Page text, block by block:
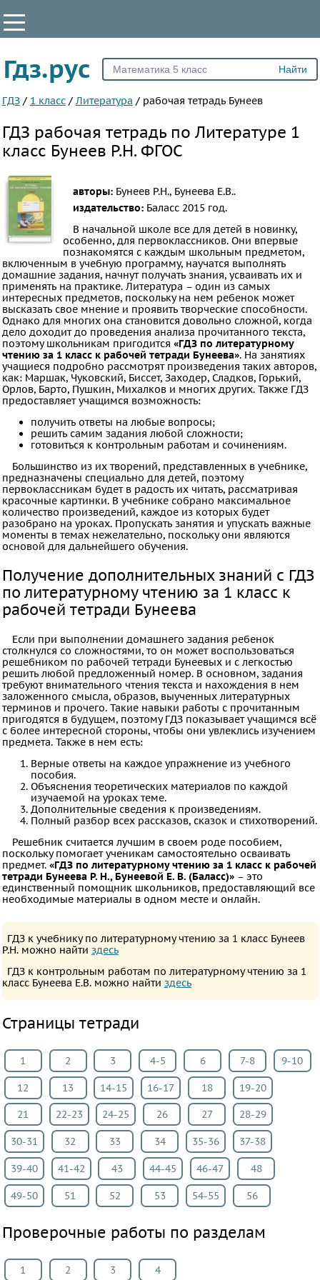
Все
1
3
5
7
8
9
10
11
ПРЕДМЕТЫ
Все
предметы
Математика
язык
Русский
язык
Информатика
Музыка
ИЗО
Литература
Окружающий
мир
Человек
мир
Технология
Мир
природы
и
Физкультура
ВИДЕОРЕШЕНИЯ
Гдз.рус
ГДЗ / 1 класс / Литература / рабочая тетрадь Бунеев
ГДЗ рабочая тетрадь по Литературе 1
класс Бунеев Р.Н. ФГОС
авторы: Бунеев Р.Н., Бунеева Е.В..
издательство: Баласс2015 год.
В начальной школе все для детей в новинку,
особенно, для первоклассников. Они впервые
познакомятся с каждым школьным предметом,
включенным в учебную программу, научатся выполнять
домашние задания, начнут получать знания, усваивать их и
применять на практике. Литература – один из самых
интересных предметов, поскольку на нем ребенок может
высказать свое мнение и проявить творческие способности.
Однако для многих она становится довольно сложной, когда
дело доходит до проведения анализа прочитанного текста,
поэтому школьникам пригодится «ГДЗ по литературному
чтению за 1 класс к рабочей тетради Бунеева». На занятиях
учащиеся подробно рассмотрят произведения таких авторов,
как: Маршак, Чуковский, Биссет, Заходер, Сладков, Горький,
Орлов, Барто, Пушкин, Михалков и многих других. Также ГДЗ
предоставляет учащимся возможность:
получить ответы на любые вопросы;
решить самим задания любой сложности;
готовиться к контрольным работам и сочинениям.
Большинство из их творений, представленных в учебнике,
предназначены специально для детей, поэтому
первоклассникам будет в радость их читать, рассматривая
красочные картинки. В учебнике собрано максимальное
количество произведений, каждое из которых будет
разобрано на уроках. Пропускать занятия и упускать важные
моменты в темах нежелательно, поскольку они являются
основой для дальнейшего обучения.
Получение дополнительных знаний с ГДЗ
по литературному чтению за 1 класс к
рабочей тетради Бунеева
Если при выполнении домашнего задания ребенок
столкнулся со сложностями, то он может воспользоваться
решебником по рабочей тетради Бунеевых и с легкостью
решить любой предложенный номер. В основном, задания
требуют внимательного чтения текста и нахождения в нем
заложенного смысла, образов, выученных литературных
терминов и прочего. Такие навыки работы с прочитанным
пригодятся в будущем, поэтому ГДЗ показывает учащимся всё
с более интересной стороны, чтобы они увлеклись изучением
предмета. Также в нем есть:
Верные ответы на каждое упражнение из учебного
пособия.
Объяснения теоретических материалов по каждой
изучаемой на уроках теме.
Дополнительные сведения к произведениям.
Полный разбор всех рассказов, сказок и стихотворений.
Решебник считается лучшим в своем роде пособием,
поскольку помогает ученикам самостоятельно осваивать
предмет. «ГДЗ по литературному чтению за 1 класс к рабочей
тетради Бунеева Р. Н., Бунеевой Е. В. (Баласс)»– это
единственный помощник школьников, предоставляющий все
необходимые материалы в одном месте и онлайн.
ГДЗ к учебнику по литературному чтению за 1 класс Бунеев
Р.Н. можно найти здесь
ГДЗ к контрольным работам по литературному чтению за 1
класс Бунеева Е.В. можно найти здесь
Страницы тетради
1 2 3 4-5 6 7-8 9-10
12 13 14-15 16-17 18 19-20
21 22-23 24-25 26 27 28-29
30-31 32 33 34 35-36 37-38
39-40 41-42 43 44-45 46-47 48
49-50 51 52 53 54-55 56
Проверочные работы по разделам
1 2 3 4